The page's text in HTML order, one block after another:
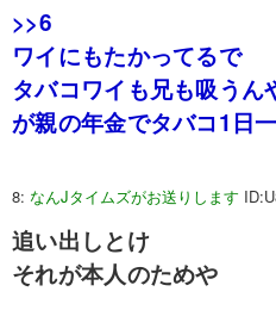
>>6
ワイにもたかってるで
タバコワイも兄も吸う
が親の年金でタバコ1日
8: なんJタイムズがお送りします
追い出しとけ
それが本人のためや